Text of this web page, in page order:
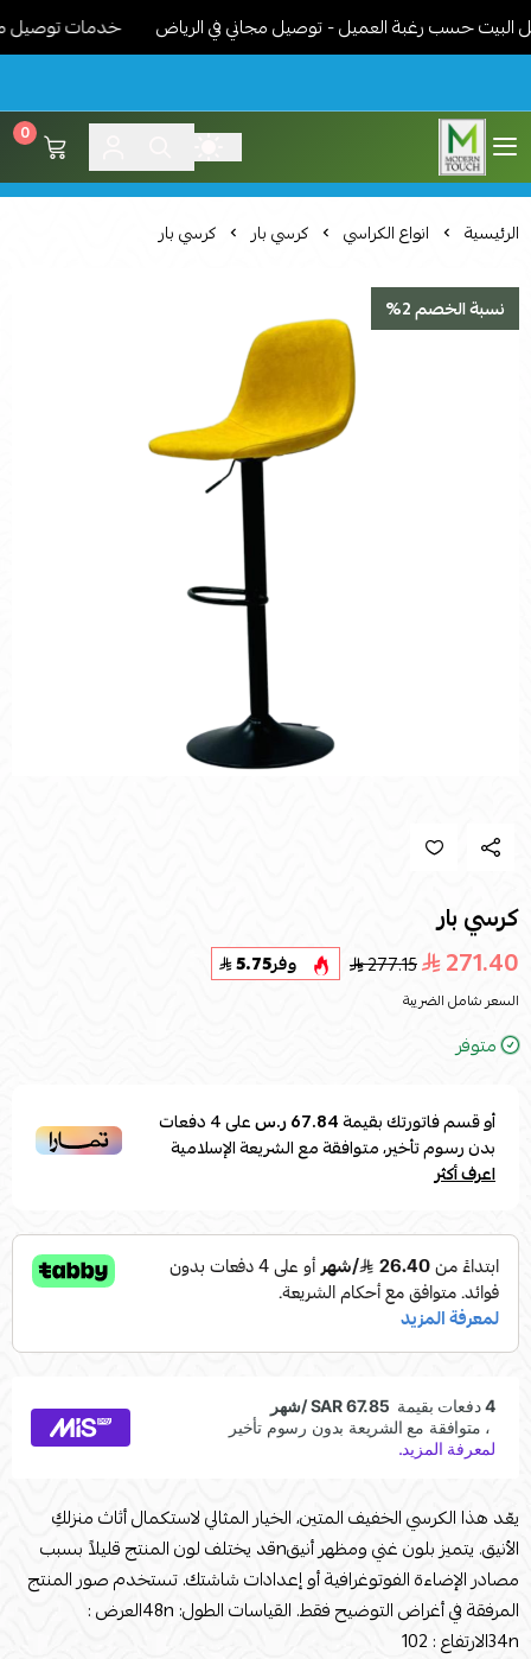
حسب رغبة العميل - توصيل مجاني في الرياض خدمات توصيل
اثاث مودرن لمسة عصرية
0
الرئيسية انواع الكراسي كرسي بار كرسي بار
نسبة الخصم 2%
كرسي بار
271.40
277.15 وفر5.75
السعر شامل الضريبة
متوفر
أو قسم فاتورتك بقيمة67.84 ر.س على4دفعات
بدون رسوم تأخير، متوافقة مع الشريعة الإسلامية
اعرف أكثر
يعّد هذا الكرسي الخفيف المتين، الخيار المثالي لاستكمال أثاث منزلكِ
الأنيق. يتميز بلون غني ومظهر أنيقnقد يختلف لون المنتج قليلاً بسبب
مصادر الإضاءة الفوتوغرافية أو إعدادات شاشتك. تستخدم صور المنتج
المرفقة في أغراض التوضيح فقط. القياسات الطول: 48nالعرض :
34nالارتفاع : 102